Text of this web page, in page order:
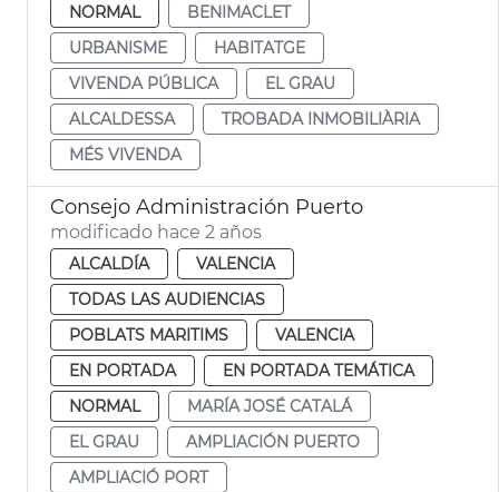
NORMAL
BENIMACLET
URBANISME
HABITATGE
VIVENDA PÚBLICA
EL GRAU
ALCALDESSA
TROBADA INMOBILIÀRIA
MÉS VIVENDA
Consejo Administración Puerto
modificado hace 2 años
ALCALDÍA
VALENCIA
TODAS LAS AUDIENCIAS
POBLATS MARITIMS
VALENCIA
EN PORTADA
EN PORTADA TEMÁTICA
NORMAL
MARÍA JOSÉ CATALÁ
EL GRAU
AMPLIACIÓN PUERTO
AMPLIACIÓ PORT